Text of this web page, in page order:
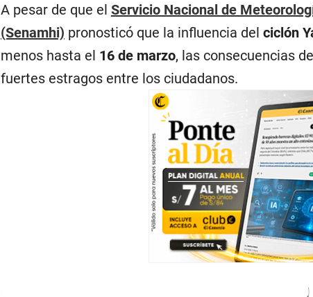
A pesar de que el Servicio Nacional de
(Senamhi) pronosticó que la influencia del ciclón
menos hasta el 16 de marzo, las consecuencias
fuertes estragos entre los ciudadanos.